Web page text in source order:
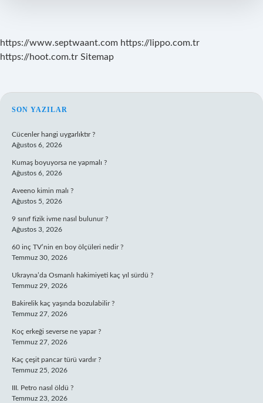
https://www.septwaant.com https://lippo.com.tr
https://hoot.com.tr Sitemap
SIDEBAR
SON YAZILAR
Cücenler hangi uygarlıktır ?
Ağustos 6, 2026
Kumaş boyuyorsa ne yapmalı ?
Ağustos 6, 2026
Aveeno kimin malı ?
Ağustos 5, 2026
9 sınıf fizik ivme nasıl bulunur ?
Ağustos 3, 2026
60 inç TV’nin en boy ölçüleri nedir ?
Temmuz 30, 2026
Ukrayna’da Osmanlı hakimiyeti kaç yıl sürdü ?
Temmuz 29, 2026
Bakirelik kaç yaşında bozulabilir ?
Temmuz 27, 2026
Koç erkeği severse ne yapar ?
Temmuz 27, 2026
Kaç çeşit pancar türü vardır ?
Temmuz 25, 2026
III. Petro nasıl öldü ?
Temmuz 23, 2026